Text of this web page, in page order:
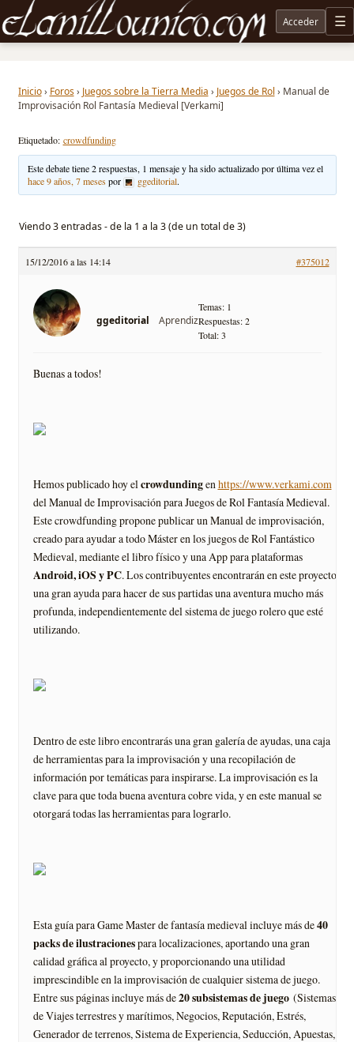
Noticias sobre Tolkien: El Señor de los Anillos, Los Anillos de Poder, La Caza de Gollum, la
Acceder
Inicio › Foros › Juegos sobre la Tierra Media › Juegos de Rol › Manual de
Improvisación Rol Fantasía Medieval [Verkami]
Etiquetado: crowdfunding
Este debate tiene 2 respuestas, 1 mensaje y ha sido actualizado por última vez el
hace 9 años, 7 mesespor ggeditorial.
Viendo 3 entradas - de la 1 a la 3 (de un total de 3)
15/12/2016 a las 14:14 #375012
ggeditorial Aprendiz
Temas: 1
Respuestas: 2
Total: 3
Buenas a todos!
Hemos publicado hoy elcrowdundingenhttps://www.verkami.com
del Manual de Improvisación para Juegos de Rol Fantasía Medieval.
Este crowdfunding propone publicar un Manual de improvisación,
creado para ayudar a todo Máster en los juegos de Rol Fantástico
Medieval, mediante el libro físico y una App para plataformas
Android, iOS y PC. Los contribuyentes encontrarán en este proyecto
una gran ayuda para hacer de sus partidas una aventura mucho más
profunda, independientemente del sistema de juego rolero que esté
utilizando.
Dentro de este libro encontrarás una gran galería de ayudas, una caja
de herramientas para la improvisación y una recopilación de
información por temáticas para inspirarse. La improvisación es la
clave para que toda buena aventura cobre vida, y en este manual se
otorgará todas las herramientas para lograrlo.
Esta guía para Game Master de fantasía medieval incluye más de40
packs de ilustracionespara localizaciones, aportando una gran
calidad gráfica al proyecto, y proporcionando una utilidad
imprescindible en la improvisación de cualquier sistema de juego.
Entre sus páginas incluye más de20 subsistemas de juego (Sistemas
de Viajes terrestres y marítimos, Negocios, Reputación, Estrés,
Generador de terrenos, Sistema de Experiencia, Seducción, Apuestas,